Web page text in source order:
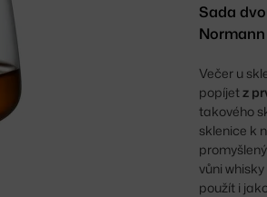
Sada
Večer u
popíjet z
takového
sklenice k
vůni
použít i